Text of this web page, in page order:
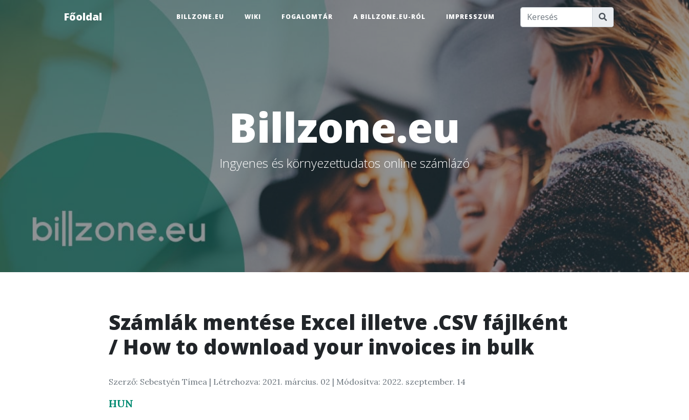
Főoldal BILLZONE.EU WIKI FOGALOMTÁR A BILLZONE.EU-RÓL IMPRESSZUM
Billzone.eu
Ingyenes és környezettudatos online számlázó
Számlák mentése Excel illetve .CSV fájlként
/ How to download your invoices in bulk
Szerző: Sebestyén Tímea | Létrehozva: 2021. március. 02 | Módosítva: 2022. szeptember. 14
HUN